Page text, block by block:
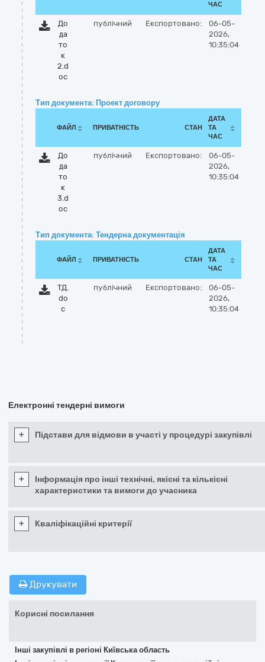
ЧАС
До
да
то
к
2.d
oc
публічний Експортовано:
06-05-
2026,
10:35:04
Тип документа: Проект договору
ФАЙЛ ПРИВАТНІСТЬ СТАН
ДАТА
ТА
ЧАС
До
да
то
к
3.d
oc
публічний Експортовано:
06-05-
2026,
10:35:04
Тип документа: Тендерна документація
ФАЙЛ ПРИВАТНІСТЬ СТАН
ДАТА
ТА
ЧАС
ТД.
do
c
публічний Експортовано:
06-05-
2026,
10:35:04
Електронні тендерні вимоги
+ Підстави для відмови в участі у процедурі закупівлі
+
Інформація про інші технічні, якісні та кількісні
характеристики та вимоги до учасника
+ Кваліфікаційні критерії
Друкувати
Корисні посилання
Інші закупівлі в регіоні Київська область